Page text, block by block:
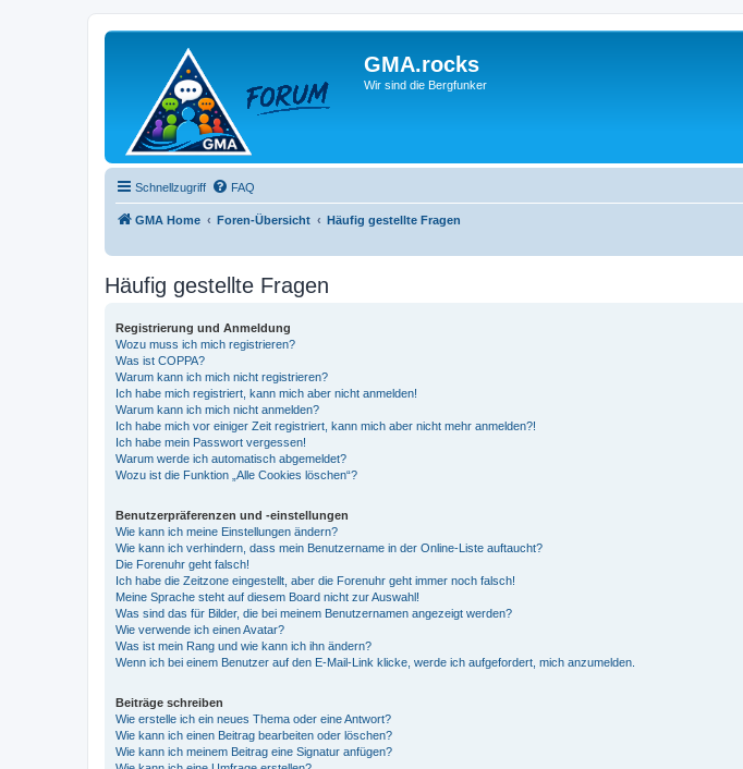
GMA.rocks
Wir sind die Bergfunker
Schnellzugriff FAQ
GMA Home Foren-Übersicht Häufig gestellte Fragen
Häufig gestellte Fragen
Registrierung und Anmeldung
Wozu muss ich mich registrieren?
Was ist COPPA?
Warum kann ich mich nicht registrieren?
Ich habe mich registriert, kann mich aber nicht anmelden!
Warum kann ich mich nicht anmelden?
Ich habe mich vor einiger Zeit registriert, kann mich aber nicht mehr anmelden?!
Ich habe mein Passwort vergessen!
Warum werde ich automatisch abgemeldet?
Wozu ist die Funktion „Alle Cookies löschen“?
Benutzerpräferenzen und -einstellungen
Wie kann ich meine Einstellungen ändern?
Wie kann ich verhindern, dass mein Benutzername in der Online-Liste auftaucht?
Die Forenuhr geht falsch!
Ich habe die Zeitzone eingestellt, aber die Forenuhr geht immer noch falsch!
Meine Sprache steht auf diesem Board nicht zur Auswahl!
Was sind das für Bilder, die bei meinem Benutzernamen angezeigt werden?
Wie verwende ich einen Avatar?
Was ist mein Rang und wie kann ich ihn ändern?
Wenn ich bei einem Benutzer auf den E-Mail-Link klicke, werde ich aufgefordert, mich anzumelden.
Beiträge schreiben
Wie erstelle ich ein neues Thema oder eine Antwort?
Wie kann ich einen Beitrag bearbeiten oder löschen?
Wie kann ich meinem Beitrag eine Signatur anfügen?